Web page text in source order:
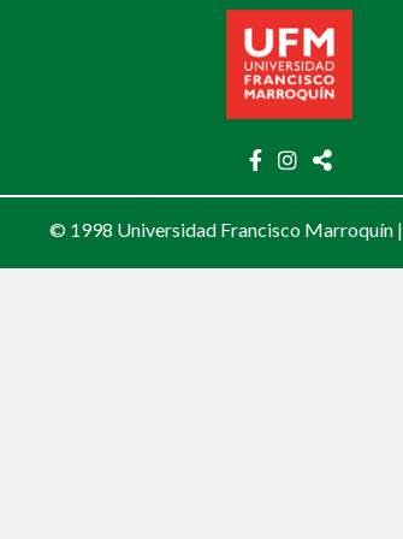
© 1998 Universidad Francisco Marroquín |